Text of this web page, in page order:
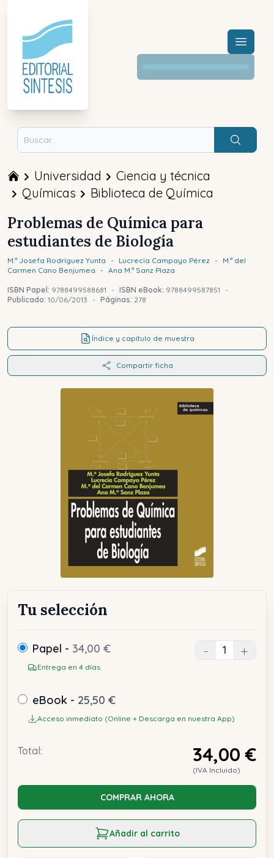
Menú
Buscar
Universidad
Ciencia y técnica
Químicas
Biblioteca de Química
Problemas de Química para
estudiantes de Biología
M.ª Josefa Rodríguez Yunta - Lucrecia Campayo Pérez -
M.ª del
Carmen Cano Benjumea - Ana M.ª Sanz Plaza
ISBN Papel: 9788499588681 - ISBN eBook: 9788499587851
-
Publicado: 10/06/2013 - Páginas: 278
Índice y capítulo de muestra
Compartir ficha
Tu selección
Papel - 34,00 €
Entrega en 4 días
- +
eBook - 25,50 €
Acceso inmediato (Online + Descarga en nuestra App)
Total: 34,00 €
(IVA Incluido)
COMPRAR AHORA
Añadir al carrito